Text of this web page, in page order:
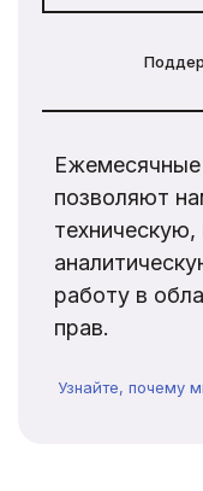
позволяют
работу в
прав.
Узнайте, почему